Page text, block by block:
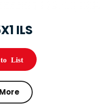
ILS
List